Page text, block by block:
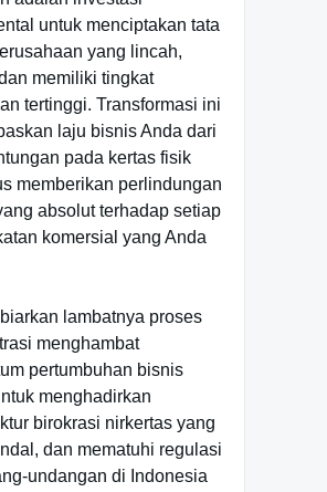
untuk menciptakan tata
yang lincah,
memiliki tingkat
tertinggi. Transformasi ini
laju bisnis Anda dari
pada kertas fisik
memberikan perlindungan
absolut terhadap setiap
komersial yang Anda
lambatnya proses
menghambat
pertumbuhan bisnis
menghadirkan
birokrasi nirkertas yang
dan mematuhi regulasi
undangan di Indonesia